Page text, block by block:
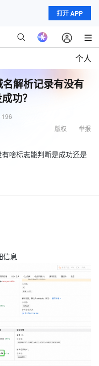
打开 APP
个人
解析记录有没有
功？
196
举报
版权
啥标志能判断是成功还是
信息